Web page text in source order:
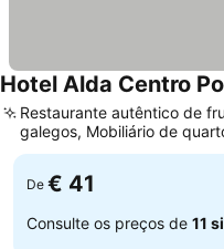
Hotel Alda Centro
Restaurante autêntico de
galegos, Mobiliário de
renovado
De € 41
Consulte os preços de 11